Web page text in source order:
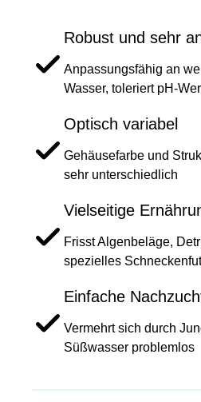
Robust und sehr
Anpassungsfähig an
Wasser, toleriert pH-
Optisch variabel
Gehäusefarbe und
sehr unterschiedlich
Vielseitige
Frisst Algenbeläge,
spezielles
Einfache
Vermehrt sich durch
Süßwasser problemlos